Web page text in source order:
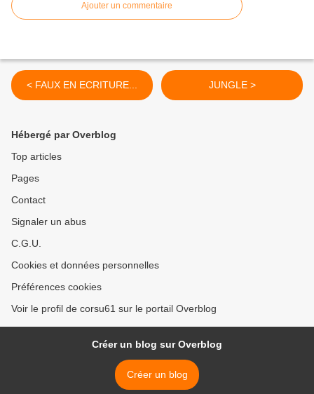
Ajouter un commentaire
< FAUX EN ECRITURE... JUNGLE >
Hébergé par Overblog
Top articles
Pages
Contact
Signaler un abus
C.G.U.
Cookies et données personnelles
Préférences cookies
Voir le profil de corsu61 sur le portail Overblog
Créer un blog sur Overblog
Créer un blog